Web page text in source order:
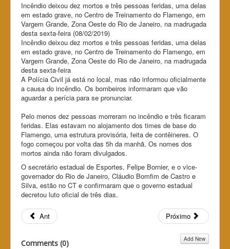
Incêndio deixou dez mortos e três pessoas feridas, uma delas
em estado grave, no Centro de Treinamento do Flamengo, em
Vargem Grande, Zona Oeste do Rio de Janeiro, na madrugada
desta sexta-feira (08/02/2019)
Incêndio deixou dez mortos e três pessoas feridas, uma delas
em estado grave, no Centro de Treinamento do Flamengo, em
Vargem Grande, Zona Oeste do Rio de Janeiro, na madrugada
desta sexta-feira
A Polícia Civil já está no local, mas não informou oficialmente
a causa do incêndio. Os bombeiros informaram que vão
aguardar a perícia para se pronunciar.
Pelo menos dez pessoas morreram no incêndio e três ficaram
feridas. Elas estavam no alojamento dos times de base do
Flamengo, uma estrutura provisória, feita de contêineres. O
fogo começou por volta das 5h da manhã. Os nomes dos
mortos ainda não foram divulgados.
O secretário estadual de Esportes, Felipe Bornier, e o vice-
governador do Rio de Janeiro, Cláudio Bomfim de Castro e
Silva, estão no CT e confirmaram que o governo estadual
decretou luto oficial de três dias.
Ant Próximo
Comments (0) Add New